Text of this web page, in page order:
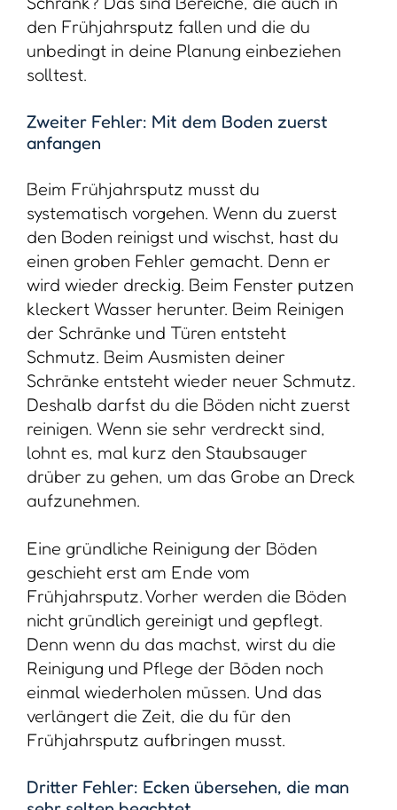
den Frühjahrsputz fallen und die du
unbedingt in deine Planung einbeziehen
solltest.
Zweiter Fehler: Mit dem Boden zuerst
anfangen
Beim Frühjahrsputz musst du
systematisch vorgehen. Wenn du zuerst
den Boden reinigst und wischst, hast du
einen groben Fehler gemacht. Denn er
wird wieder dreckig. Beim Fenster putzen
kleckert Wasser herunter. Beim Reinigen
der Schränke und Türen entsteht
Schmutz. Beim Ausmisten deiner
Schränke entsteht wieder neuer Schmutz.
Deshalb darfst du die Böden nicht zuerst
reinigen. Wenn sie sehr verdreckt sind,
lohnt es, mal kurz den Staubsauger
drüber zu gehen, um das Grobe an Dreck
aufzunehmen.
Eine gründliche Reinigung der Böden
geschieht erst am Ende vom
Frühjahrsputz. Vorher werden die Böden
nicht gründlich gereinigt und gepflegt.
Denn wenn du das machst, wirst du die
Reinigung und Pflege der Böden noch
einmal wiederholen müssen. Und das
verlängert die Zeit, die du für den
Frühjahrsputz aufbringen musst.
Dritter Fehler: Ecken übersehen, die man